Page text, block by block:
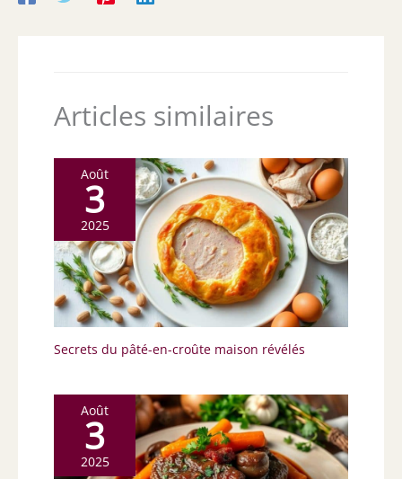
Articles similaires
Août
3
2025
Secrets du pâté-en-croûte maison révélés
Août
3
2025